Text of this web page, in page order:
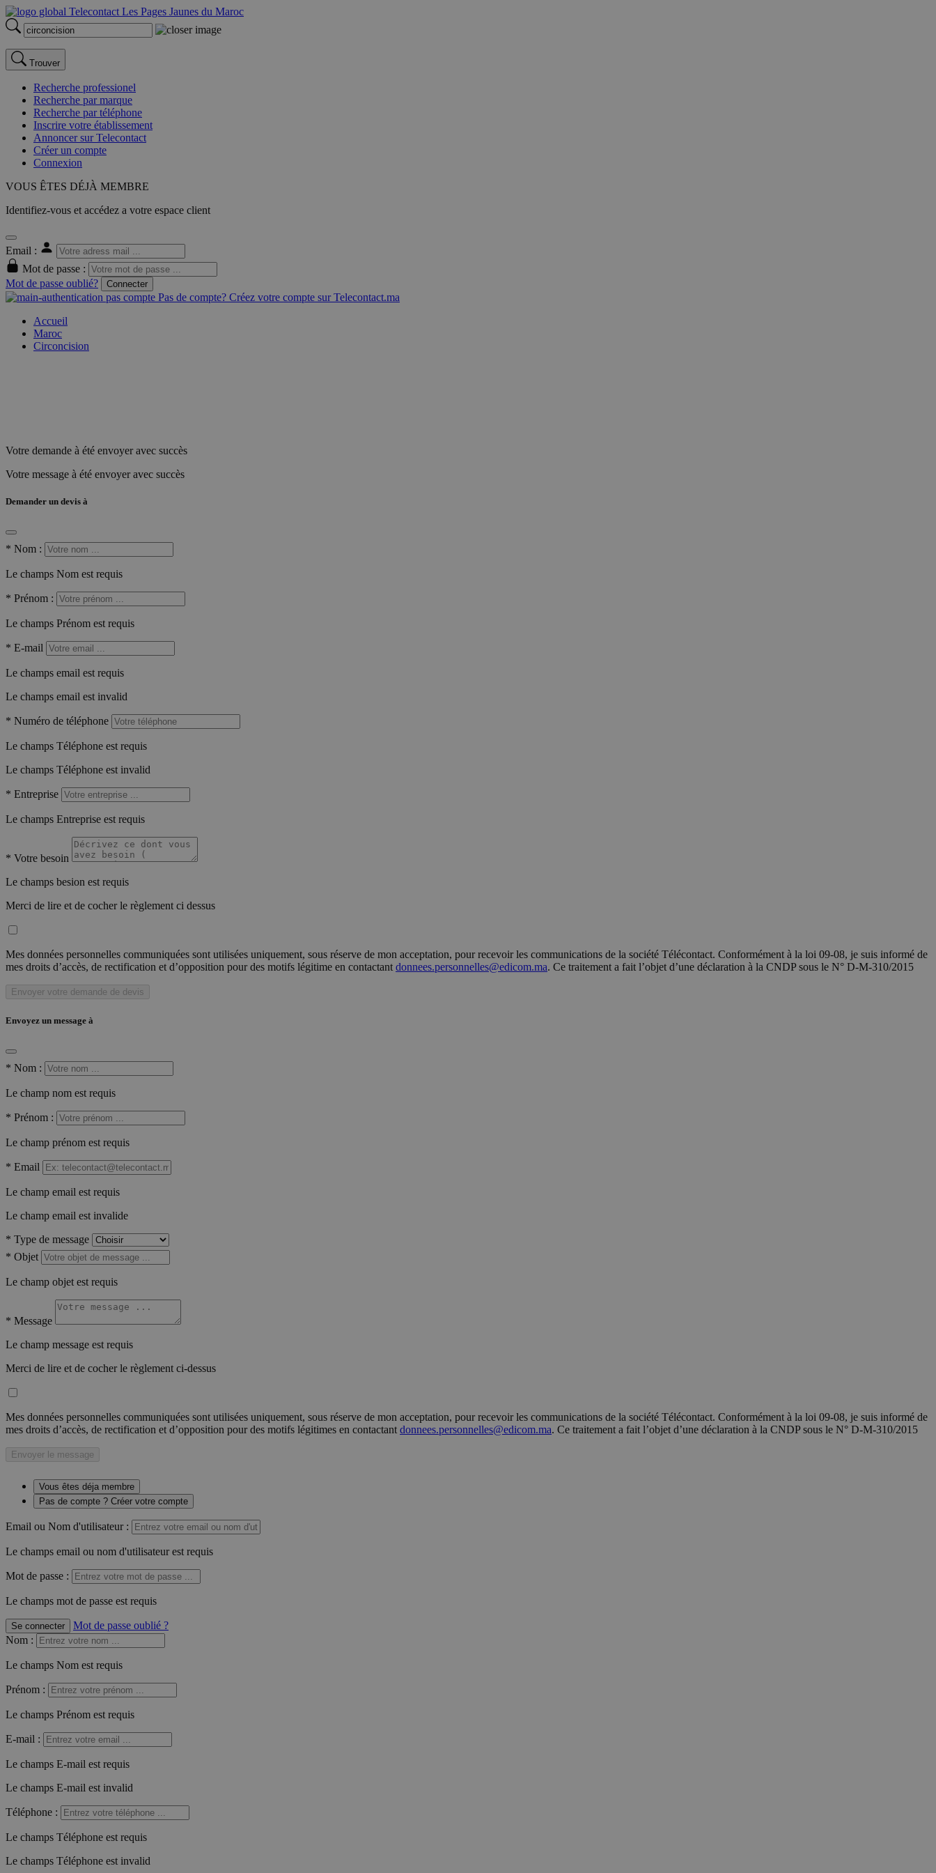
Trouver
Recherche professionel
Recherche par marque
Recherche par téléphone
Inscrire votre établissement
Annoncer sur Telecontact
Créer un compte
Connexion
VOUS ÊTES DÉJÀ MEMBRE
Identifiez-vous et accédez a votre espace client
Email :
Mot de passe :
Mot de passe oublié?
Connecter
Pas de compte? Créez votre compte sur Telecontact.ma
Accueil
Maroc
Circoncision
Votre demande à été envoyer avec succès
Votre message à été envoyer avec succès
Demander un devis à
* Nom :
Le champs Nom est requis
* Prénom :
Le champs Prénom est requis
* E-mail
Le champs email est requis
Le champs email est invalid
* Numéro de téléphone
Le champs Téléphone est requis
Le champs Téléphone est invalid
* Entreprise
Le champs Entreprise est requis
* Votre besoin
Le champs besion est requis
Merci de lire et de cocher le règlement ci dessus
Mes données personnelles communiquées sont utilisées uniquement, sous réserve de mon acceptation, pour recevoir les communications de la société Télécontact. Conformément à la loi 09-08, je suis informé de
mes droits d’accès, de rectification et d’opposition pour des motifs légitime en contactant donnees.personnelles@edicom.ma. Ce traitement a fait l’objet d’une déclaration à la CNDP sous le N° D-M-310/2015
Envoyer votre demande de devis
Envoyez un message à
* Nom :
Le champ nom est requis
* Prénom :
Le champ prénom est requis
* Email
Le champ email est requis
Le champ email est invalide
* Type de message
* Objet
Le champ objet est requis
* Message
Le champ message est requis
Merci de lire et de cocher le règlement ci-dessus
Mes données personnelles communiquées sont utilisées uniquement, sous réserve de mon acceptation, pour recevoir les communications de la société Télécontact. Conformément à la loi 09-08, je suis informé de
mes droits d’accès, de rectification et d’opposition pour des motifs légitimes en contactant donnees.personnelles@edicom.ma. Ce traitement a fait l’objet d’une déclaration à la CNDP sous le N° D-M-310/2015
Envoyer le message
Vous êtes déja membre
Pas de compte ? Créer votre compte
Email ou Nom d'utilisateur :
Le champs email ou nom d'utilisateur est requis
Mot de passe :
Le champs mot de passe est requis
Se connecter
Mot de passe oublié ?
Nom :
Le champs Nom est requis
Prénom :
Le champs Prénom est requis
E-mail :
Le champs E-mail est requis
Le champs E-mail est invalid
Téléphone :
Le champs Téléphone est requis
Le champs Téléphone est invalid